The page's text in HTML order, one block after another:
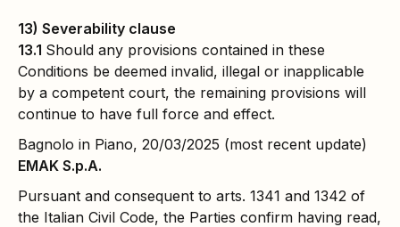
13) Severability clause
13.1 Should any provisions contained in these
Conditions be deemed invalid, illegal or inapplicable
by a competent court, the remaining provisions will
continue to have full force and effect.
Bagnolo in Piano, 20/03/2025 (most recent update)
EMAK S.p.A.
Pursuant and consequent to arts. 1341 and 1342 of
the Italian Civil Code, the Parties confirm having read,